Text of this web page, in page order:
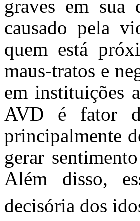
graves em sua
causado pela
quem está
maus-tratos e
em instituições
AVD é fator
principalmente
gerar
Além disso,
decisória dos